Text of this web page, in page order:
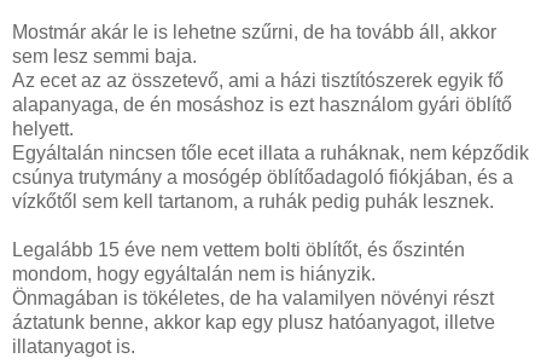
Mostmár akár le is lehetne szűrni, de ha tovább áll, akkor
sem lesz semmi baja.
Az ecet az az összetevő, ami a házi tisztítószerek egyik fő
alapanyaga, de én mosáshoz is ezt használom gyári öblítő
helyett.
Egyáltalán nincsen tőle ecet illata a ruháknak, nem képződik
csúnya trutymány a mosógép öblítőadagoló fiókjában, és a
vízkőtől sem kell tartanom, a ruhák pedig puhák lesznek.
Legalább 15 éve nem vettem bolti öblítőt, és őszintén
mondom, hogy egyáltalán nem is hiányzik.
Önmagában is tökéletes, de ha valamilyen növényi részt
áztatunk benne, akkor kap egy plusz hatóanyagot, illetve
illatanyagot is.